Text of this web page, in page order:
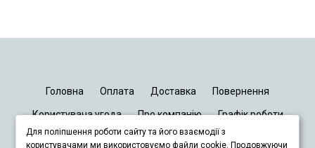
Головна Оплата Доставка Повернення
Користувача угода Про компанію Графік роботи
Київ Дніпро Запоріжжя Львів
Для поліпшення роботи сайту та його взаємодії з
користувачами ми використовуємо файли cookie. Продовжуючи